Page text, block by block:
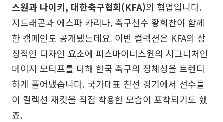
스원과 나이키, 대한축구협회(KFA)의 협업입니다.
지드래곤과 에스파 카리나, 축구선수 황희찬이 함께
한 캠페인도 공개됐는데요. 이번 컬렉션은 KFA의 상
징적인 디자인 요소에 피스마이너스원의 시그니처인
데이지 모티프를 더해 한국 축구의 정체성을 트렌디
하게 풀어냈습니다. 국가대표 친선 경기에서 선수들
이 컬렉션 재킷을 직접 착용한 모습이 포착되기도 했
죠.